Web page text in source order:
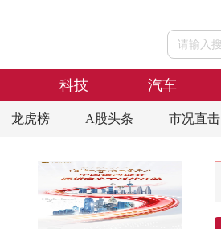
科技 汽车
龙虎榜 A股头条 市况直击